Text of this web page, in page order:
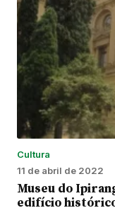
Cultura
11 de abril de 2022
Museu do
edifício